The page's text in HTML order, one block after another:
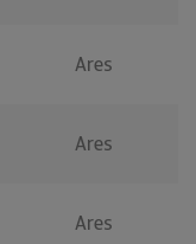
Ares
Ares
Ares